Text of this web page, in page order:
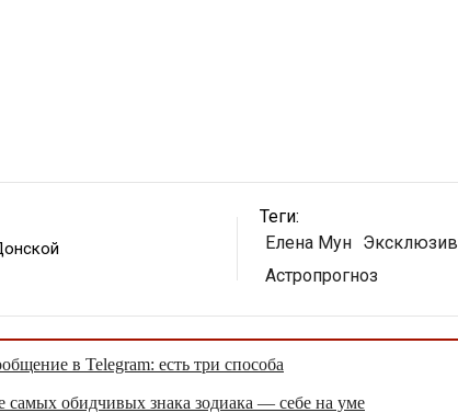
Теги:
Елена Мун Эксклюзив
Астропрогноз
в Telegram: есть три способа
самых обидчивых знака зодиака — себе на уме